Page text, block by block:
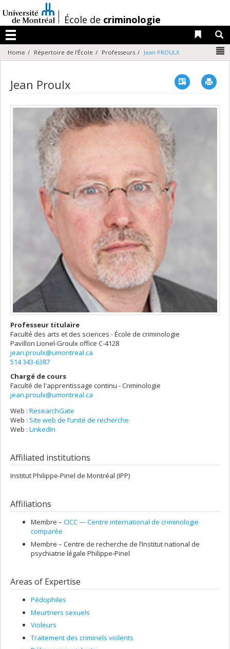
au
contenu
/École de criminologie
Menu
Liens
Home Répertoire de l'École Professeurs Jean PROULX
Jean Proulx Vcard
Professeur titulaire
Faculté des arts et des sciences - École de criminologie
Pavillon Lionel-Groulx office C-4128
jean.proulx@umontreal.ca
514 343-6387
Chargé de cours
Faculté de l'apprentissage continu - Criminologie
jean.proulx@umontreal.ca
Web : ResearchGate
Web : Site web de l’unité de recherche
Web : LinkedIn
Affiliated institutions
Institut Philippe-Pinel de Montréal (IPP)
Affiliations
Membre – CICC — Centre international de criminologie
comparée
Membre – Centre de recherche de l’Institut national de
psychiatrie légale Philippe-Pinel
Areas of Expertise
Pédophiles
Meurtriers sexuels
Violeurs
Traitement des criminels violents